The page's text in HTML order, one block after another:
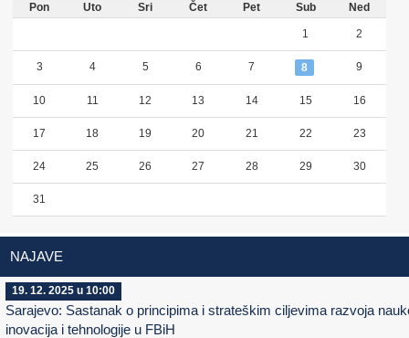
Pon Uto Sri Čet Pet Sub Ned
1 2
3 4 5 6 7 8 9
10 11 12 13 14 15 16
17 18 19 20 21 22 23
24 25 26 27 28 29 30
31
NAJAVE
19. 12. 2025 u 10:00
Sarajevo: Sastanak o principima i strateškim ciljevima razvoja
inovacija i tehnologije u FBiH